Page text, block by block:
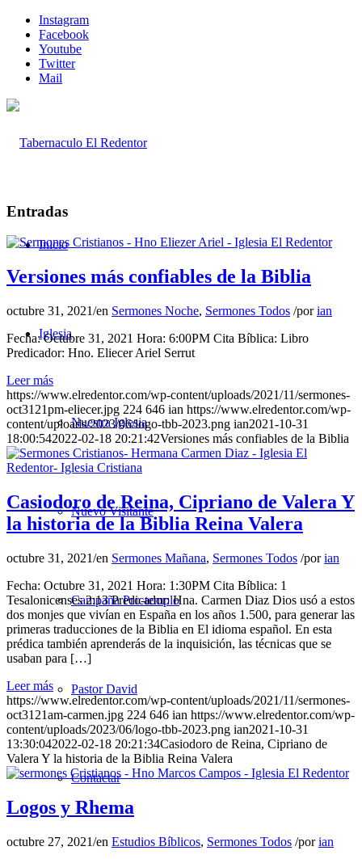
Instagram
Facebook
Youtube
Twitter
Mail
Inicio
Iglesia
Nuestra Iglesia
Nuevo Visitante
Campaña Pro-templo
Pastor David
Contactar
Entradas
Versiones más confiables de la Biblia
octubre 31, 2021/en Sermones Noche, Sermones Todos /porian
Fecha: Octubre 31, 2021 Hora: 6:00PM Cita Bíblica: Libro
Predicador: Hno. Eliecer Ariel Serrut
Leer más
https://www.elredentor.com/wp-content/uploads/2021/11/sermones-
oct3121pm-eliecer.jpg 224 646 ian https://www.elredentor.com/wp-
content/uploads/2023/06/logo-tbb-2023.png ian2021-10-31
18:00:542022-02-18 20:21:42Versiones más confiables de la Biblia
Casiodoro de Reina, Cipriano de Valera Y
la historia de la Biblia Reina Valera
octubre 31, 2021/en Sermones Mañana, Sermones Todos /porian
Fecha: Octubre 31, 2021 Hora: 1:30PM Cita Bíblica: 1
Tesalonicenses 2:13 Predicador: Hna. Carmen Diaz Dios usó a estos
dos monjes que vivían en España en los años 1.500, para generar las
primeras traducciones de la Biblia en El idioma español. En esta
prédica también aprenderás de la inquisición, las técnicas que se
usaban para […]
Leer más
https://www.elredentor.com/wp-content/uploads/2021/11/sermones-
oct3121am-carmen.jpg 224 646 ian https://www.elredentor.com/wp-
content/uploads/2023/06/logo-tbb-2023.png ian2021-10-31
13:30:042022-02-18 20:21:34Casiodoro de Reina, Cipriano de
Valera Y la historia de la Biblia Reina Valera
Logos y Rhema
octubre 27, 2021/en Estudios Bíblicos, Sermones Todos /porian